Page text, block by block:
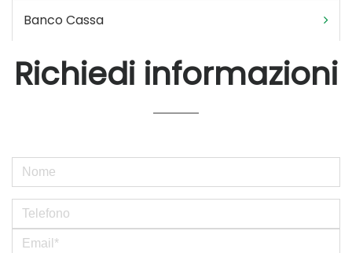
Banco Cassa
Richiedi informazioni